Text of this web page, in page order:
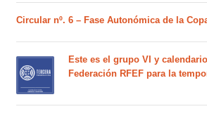
Circular nº. 6 – Fase Autonómica de la
Este es el grupo VI y
Federación RFEF para la